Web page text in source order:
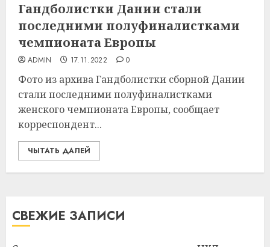
Гандболистки Дании стали
последними полуфиналистками
чемпионата Европы
ADMIN 17.11.2022 0
Фото из архива Гандболистки сборной Дании
стали последними полуфиналистками
женского чемпионата Европы, сообщает
корреспондент...
ЧЫТАТЬ ДАЛЕЙ
СВЕЖИЕ ЗАПИСИ